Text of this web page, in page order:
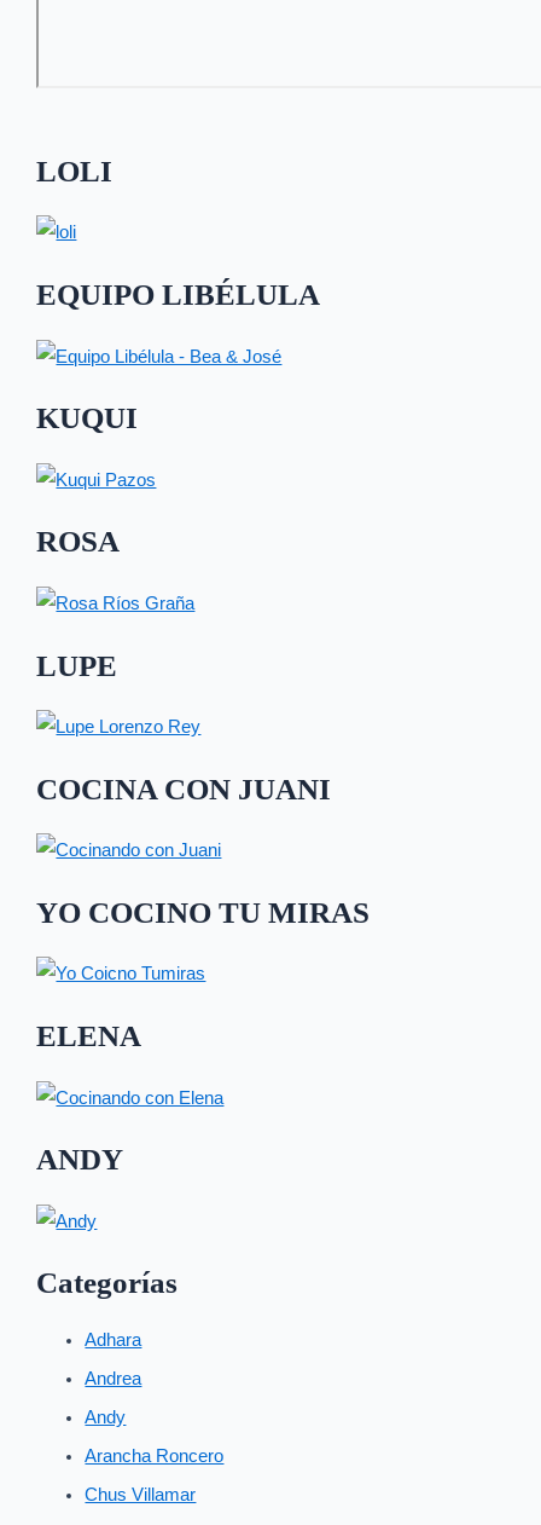
LOLI
EQUIPO LIBÉLULA
KUQUI
ROSA
LUPE
COCINA CON JUANI
YO COCINO TU MIRAS
ELENA
ANDY
Categorías
Adhara
Andrea
Andy
Arancha Roncero
Chus Villamar